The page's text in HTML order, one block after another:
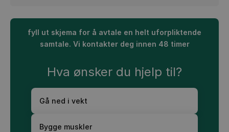
fyll ut skjema for å avtale en helt uforpliktende
samtale. Vi kontakter deg innen 48 timer
Hva ønsker du hjelp til?
Gå ned i vekt
Bygge muskler